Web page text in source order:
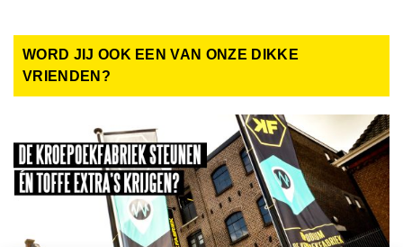
WORD JIJ OOK EEN VAN ONZE DIKKE
VRIENDEN?